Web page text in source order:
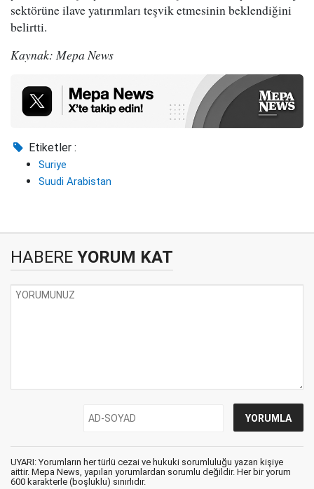
sektörüne ilave yatırımları teşvik etmesinin beklendiğini
belirtti.
Kaynak: Mepa News
Etiketler :
Suriye
Suudi Arabistan
HABERE YORUM KAT
UYARI: Yorumların her türlü cezai ve hukuki sorumluluğu yazan kişiye
aittir. Mepa News, yapılan yorumlardan sorumlu değildir. Her bir yorum
600 karakterle (boşluklu) sınırlıdır.